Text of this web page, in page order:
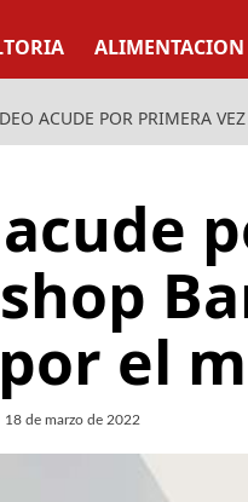
ALIMENTACION
ACUDE POR PRIMERA
el
18 de marzo de 2022